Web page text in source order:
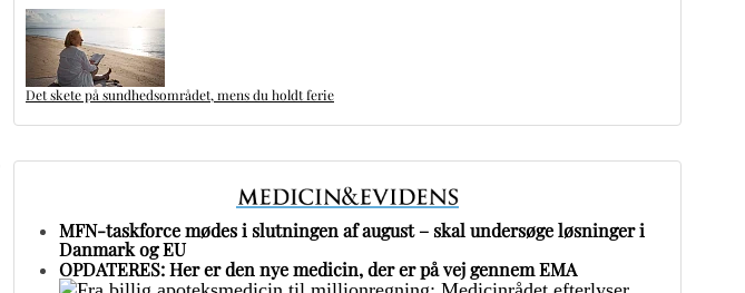
Det skete på sundhedsområdet, mens du holdt ferie
MFN-taskforce mødes i slutningen af august – skal undersøge løsninger i
Danmark og EU
OPDATERES: Her er den nye medicin, der er på vej gennem EMA